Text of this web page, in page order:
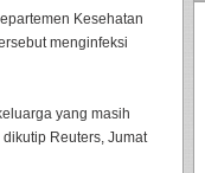
Kesehatan
menginfeksi
yang masih
Reuters, Jumat